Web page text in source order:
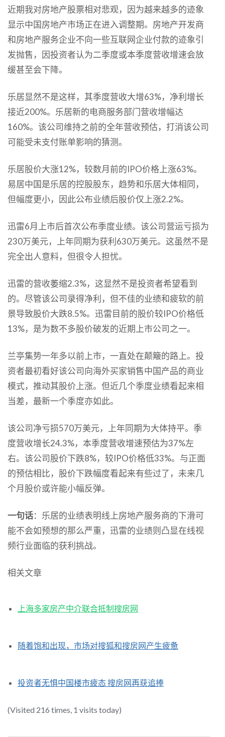
近期我对房地产股票相对悲观，因为越来越多的迹象
显示中国房地产市场正在进入调整期。房地产开发商
和房地产服务企业不向一些互联网企业付款的迹象引
发抛售，因投资者认为二季度或本季度营收增速会放
缓甚至会下降。
乐居显然不是这样，其季度营收大增63%，净利增长
接近200%。乐居新的电商服务部门营收增幅达
160%。该公司维持之前的全年营收预估，打消该公司
可能受未支付账单影响的猜测。
乐居股价大涨12%，较数月前的IPO价格上涨63%。
易居中国是乐居的控股股东，趋势和乐居大体相同，
但幅度更小，因此公布业绩后股价仅上涨2.2%。
迅雷6月上市后首次公布季度业绩。该公司营运亏损为
230万美元，上年同期为获利630万美元。这虽然不是
完全出人意料，但很令人担忧。
迅雷的营收萎缩2.3%，这显然不是投资者希望看到
的。尽管该公司录得净利，但不佳的业绩和疲软的前
景导致股价大跌8.5%。迅雷目前的股价较IPO价格低
13%，是为数不多股价破发的近期上市公司之一。
兰亭集势一年多以前上市，一直处在颠簸的路上。投
资者最初看好该公司向海外买家销售中国产品的商业
模式，推动其股价上涨。但近几个季度业绩看起来相
当差，最新一个季度亦如此。
该公司净亏损570万美元，上年同期为大体持平。季
度营收增长24.3%，本季度营收增速预估为37%左
右。该公司股价下跌8%，较IPO价格低33%。与正面
的预估相比，股价下跌幅度看起来有些过了，未来几
个月股价或许能小幅反弹。
一句话：乐居的业绩表明线上房地产服务商的下滑可
能不会如预想的那么严重，迅雷的业绩则凸显在线视
频行业面临的获利挑战。
相关文章
上海多家房产中介联合抵制搜房网
随着饱和出现，市场对搜狐和搜房网产生疲惫
投资者无惧中国楼市疲态 搜房网再获追捧
(Visited 216 times, 1 visits today)